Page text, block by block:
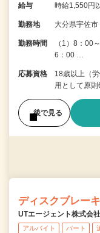
給与 時給1,550円
勤務地 大分県宇佐市
勤務時間
（1）8：00
6：00 …
応募資格
18歳以上（
用として原則
後で見る
ディスクブレー
UTエージェント株式会
アルバイト パート